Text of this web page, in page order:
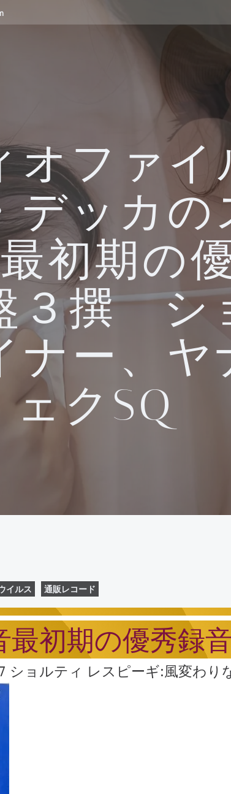
オファ
デッカの
初期の
３撰 シ
ナー、ヤ
ェクSQ
イルス 通販レコード
初期の優秀録音
ショルティ レスピーギ:風変わ